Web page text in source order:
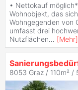
• Nettokauf
Wohnobjekt, das
Wohngegenden von
umfasst drei
Nutzflächen... [Mehr]
8053 Graz / 110m² /